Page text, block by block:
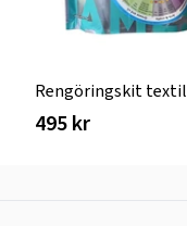
Rengöringskit textil
495 kr